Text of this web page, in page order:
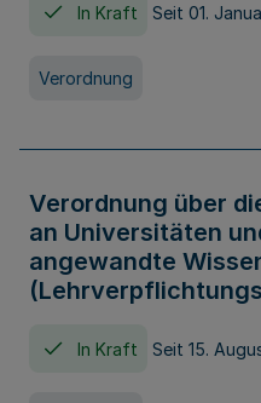
In Kraft Seit 01.
Verordnung
Verordnung über
an Universitäten
angewandte
In Kraft Seit 15.